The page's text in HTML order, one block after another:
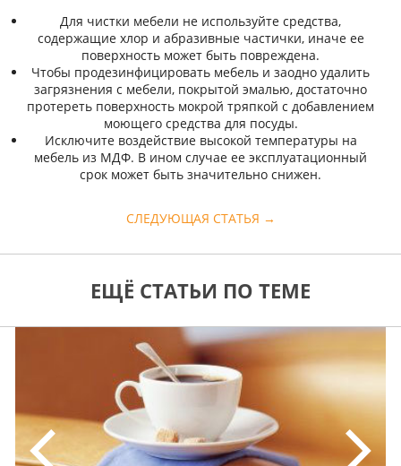
Для чистки мебели не используйте средства,
содержащие хлор и абразивные частички, иначе ее
поверхность может быть повреждена.
Чтобы продезинфицировать мебель и заодно удалить
загрязнения с мебели, покрытой эмалью, достаточно
протереть поверхность мокрой тряпкой с добавлением
моющего средства для посуды.
Исключите воздействие высокой температуры на
мебель из МДФ. В ином случае ее эксплуатационный
срок может быть значительно снижен.
СЛЕДУЮЩАЯ СТАТЬЯ →
ЕЩЁ СТАТЬИ ПО ТЕМЕ